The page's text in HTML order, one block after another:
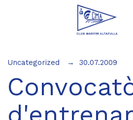
Uncategorized 30.07.2009